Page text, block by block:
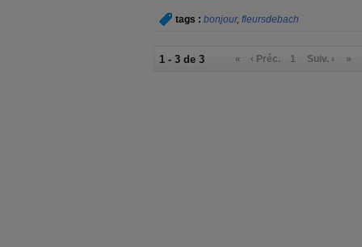
tags : bonjour, fleursdebach
1 - 3 de 3 « ‹ Préc. 1 Suiv. › »